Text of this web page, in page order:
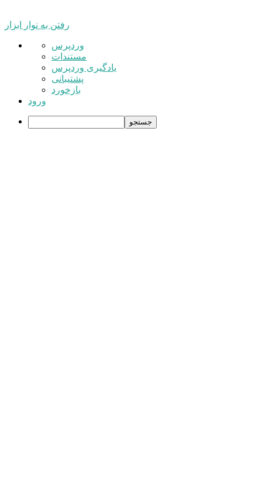
رفتن به نوار ابزار
درباره
وردپرس
وردپرس
مستندات
یادگیری وردپرس
پشتیبانی
بازخورد
ورود
جستجو